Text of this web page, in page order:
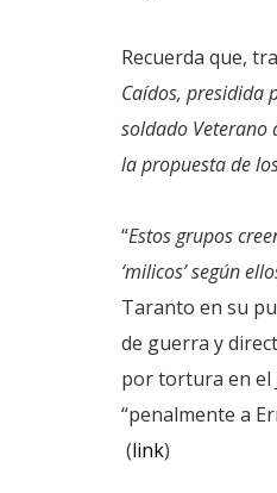
Recuerda que,
Caídos, presidida
soldado Veterano
la propuesta de
“Estos grupos
‘milicos’ según
Taranto en su
de guerra y
por tortura en el
“penalmente a
(link)